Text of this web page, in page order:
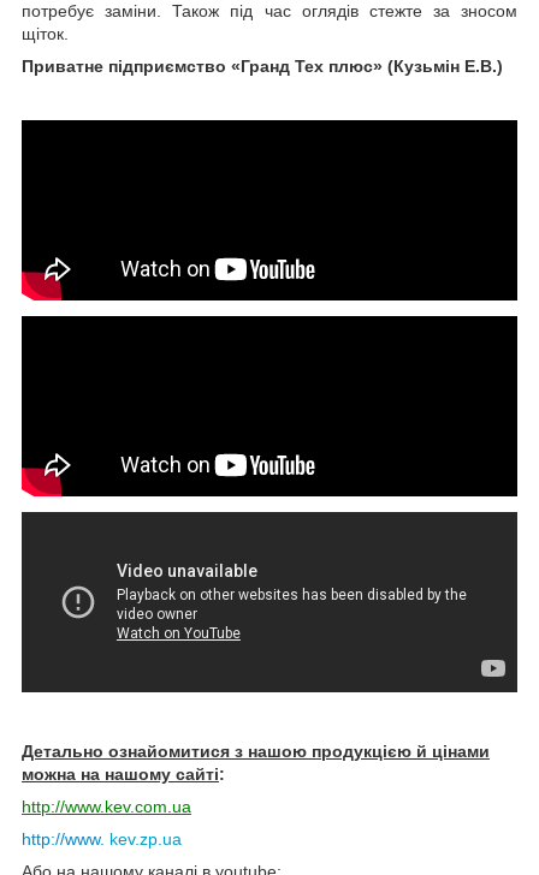
потребує заміни. Також під час оглядів стежте за зносом
щіток.
Приватне підприємство «Гранд Тех плюс» (Кузьмін Е.В.)
Детально ознайомитися з нашою продукцією й цінами
можна на нашому сайті:
http://www.kev.com.ua
http://www. kev.zp.ua